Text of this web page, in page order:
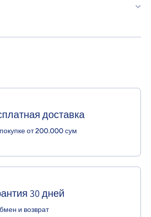
доставка
от 200.000 сум
30 дней
и возврат